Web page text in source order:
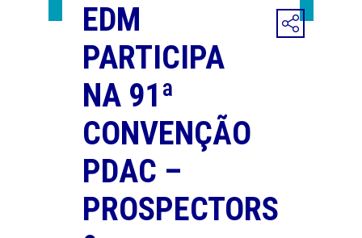
EDM
PARTICIPA
NA 91ª
CONVENÇÃO
PDAC –
PROSPECTORS